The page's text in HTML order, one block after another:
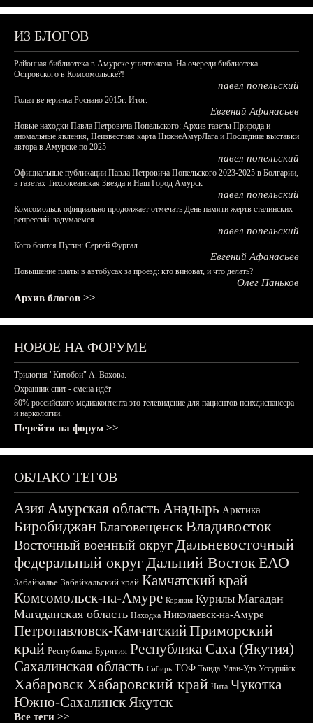
ИЗ БЛОГОВ
Районная библиотека в Амурске уничтожена. На очереди библиотека
Островского в Комсомольске?!
павел попельский
Голая вечеринка Роснано 2015г. Итог.
Евгений Афанасьев
Новые находки Павла Петровича Попельского: Архив газеты Природа и
аномальные явления, Неизвестная карта НижнеАмурЛага и Последние выставки
автора в Амурске по 2025
павел попельский
Официальные публикации Павла Петровича Попельского 2023-2025 в Болгарии,
в газетах Тихоокеанская Звезда и Наш Город Амурск
павел попельский
Комсомольск официально продолжает отмечать День памяти жертв сталинских
репрессий: задумаемся...
павел попельский
Кого боится Путин: Сергей Фургал
Евгений Афанасьев
Повышение платы в автобусах за проезд: кто виноват, и что делать?
Олег Паньков
Архив блогов >>
НОВОЕ НА ФОРУМЕ
Трилогия "Китобои" А. Вахова.
Охранник спит - смена идёт
80% российского медиаконтента это телевидение для пациентов психдиспансера
и наркологии.
Перейти на форум >>
ОБЛАКО ТЕГОВ
АзияАмурская область Анадырь Арктика
БиробиджанБлаговещенскВладивосток
Восточный военный округДальневосточный
федеральный округДальний ВостокЕАО
Забайкалье Забайкальский край Камчатский край
Комсомольск-на-Амуре Корякия Курилы Магадан
Магаданская область Находка Николаевск-на-Амуре
Петропавловск-КамчатскийПриморский
край Республика Бурятия Республика Саха (Якутия)
Сахалинская область Сибирь ТОФ Тында Улан-Удэ Уссурийск
ХабаровскХабаровский край Чита Чукотка
Южно-СахалинскЯкутск
Все теги >>